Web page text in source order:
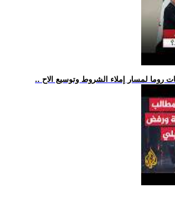
روما لمسار إملاء الشروط وتوسيع الاح